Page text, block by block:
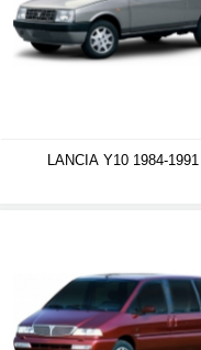
LANCIA Y10 1984-1991